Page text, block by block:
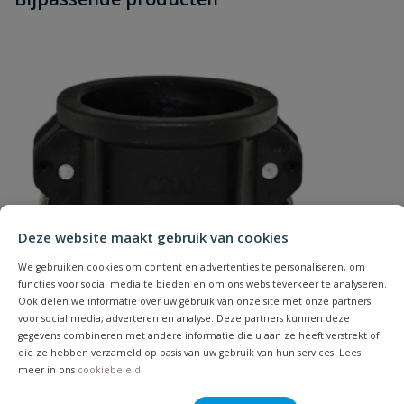
Deze website maakt gebruik van cookies
We gebruiken cookies om content en advertenties te personaliseren, om
functies voor social media te bieden en om ons websiteverkeer te analyseren.
Ook delen we informatie over uw gebruik van onze site met onze partners
voor social media, adverteren en analyse. Deze partners kunnen deze
gegevens combineren met andere informatie die u aan ze heeft verstrekt of
die ze hebben verzameld op basis van uw gebruik van hun services. Lees
meer in ons cookiebeleid
Uw waardering:
Samenvatting
Beoordeling